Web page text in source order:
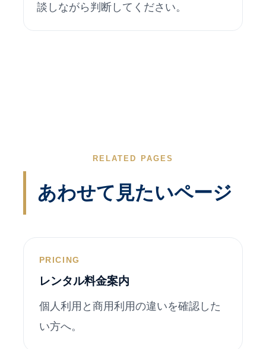
談しながら判断してください。
RELATED PAGES
あわせて見たいページ
PRICING
レンタル料金案内
個人利用と商用利用の違いを確認した
い方へ。